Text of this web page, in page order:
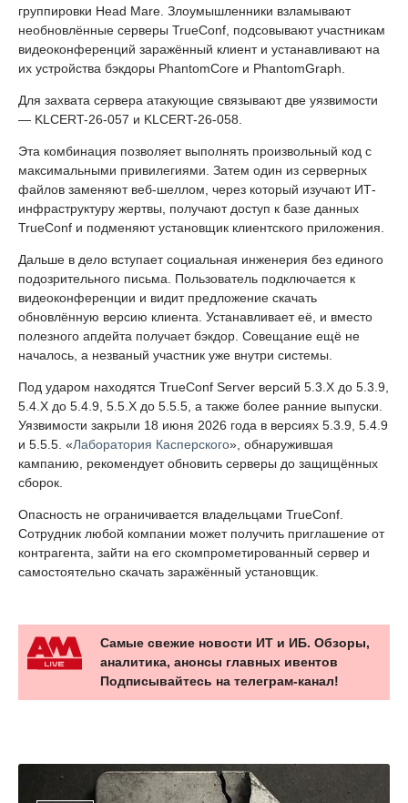
группировки Head Mare. Злоумышленники взламывают
необновлённые серверы TrueConf, подсовывают участникам
видеоконференций заражённый клиент и устанавливают на
их устройства бэкдоры PhantomCore и PhantomGraph.
Для захвата сервера атакующие связывают две уязвимости
— KLCERT-26-057 и KLCERT-26-058.
Эта комбинация позволяет выполнять произвольный код с
максимальными привилегиями. Затем один из серверных
файлов заменяют веб-шеллом, через который изучают ИТ-
инфраструктуру жертвы, получают доступ к базе данных
TrueConf и подменяют установщик клиентского приложения.
Дальше в дело вступает социальная инженерия без единого
подозрительного письма. Пользователь подключается к
видеоконференции и видит предложение скачать
обновлённую версию клиента. Устанавливает её, и вместо
полезного апдейта получает бэкдор. Совещание ещё не
началось, а незваный участник уже внутри системы.
Под ударом находятся TrueConf Server версий 5.3.X до 5.3.9,
5.4.X до 5.4.9, 5.5.X до 5.5.5, а также более ранние выпуски.
Уязвимости закрыли 18 июня 2026 года в версиях 5.3.9, 5.4.9
и 5.5.5. «Лаборатория Касперского», обнаружившая
кампанию, рекомендует обновить серверы до защищённых
сборок.
Опасность не ограничивается владельцами TrueConf.
Сотрудник любой компании может получить приглашение от
контрагента, зайти на его скомпрометированный сервер и
самостоятельно скачать заражённый установщик.
Самые свежие новости ИТ и ИБ. Обзоры,
аналитика, анонсы главных ивентов
Подписывайтесь на телеграм-канал!